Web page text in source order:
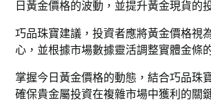
日黃金價格的波動，並提升黃金現貨的
巧品珠寶建議，投資者應將黃金價格視
心，並根據市場數據靈活調整實體金條
掌握今日黃金價格的動態，結合巧品珠
確保貴金屬投資在複雜市場中獲利的關